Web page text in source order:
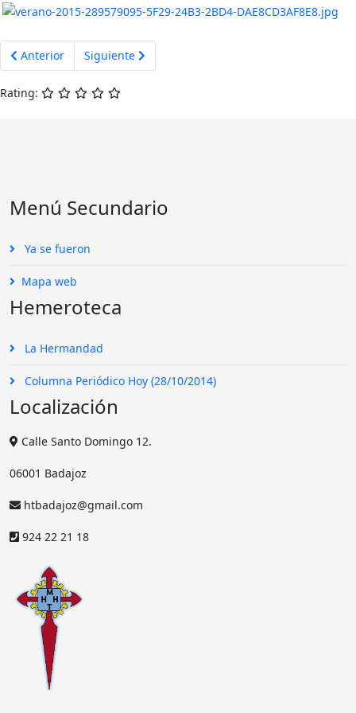
Artículo anterior: Verano 2016
Anterior Artículo siguiente: Verano 2014
Siguiente
Rating:
Menú Secundario
Ya se fueron
Mapa web
Hemeroteca
La Hermandad
Columna Periódico Hoy (28/10/2014)
Localización
Calle Santo Domingo 12.
06001 Badajoz
htbadajoz@gmail.com
924 22 21 18